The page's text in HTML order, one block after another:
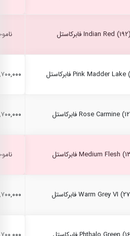
۲,۷۰۰,۰۰۰
۲,۷۰۰,۰۰۰
۲,۷۰۰,۰۰۰